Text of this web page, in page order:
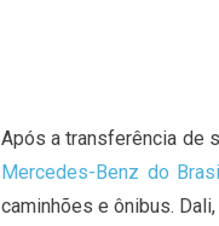
Após a transferência de
Mercedes-Benz do
caminhões e ônibus.